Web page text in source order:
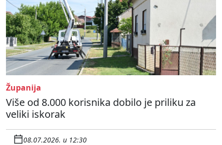
Županija
Više od 8.000 korisnika dobilo je priliku za
veliki iskorak
08.07.2026. u 12:30